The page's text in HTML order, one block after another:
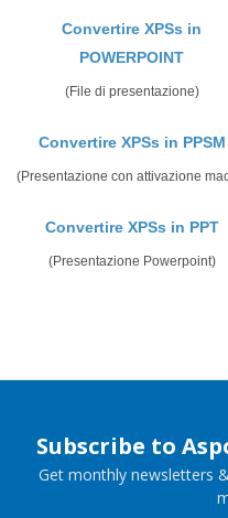
Convertire XPSs in
POWERPOINT
(File di presentazione)
Convertire XPSs in PPSM
(Presentazione con attivazione
Convertire XPSs in PPT
(Presentazione Powerpoint)
Subscribe to
Get monthly newsletters